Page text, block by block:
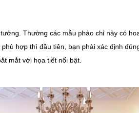
Thường các mẫu phào chỉ này có
hợp thì đầu tiên, bạn phải xác định
mắt với họa tiết nổi bật.